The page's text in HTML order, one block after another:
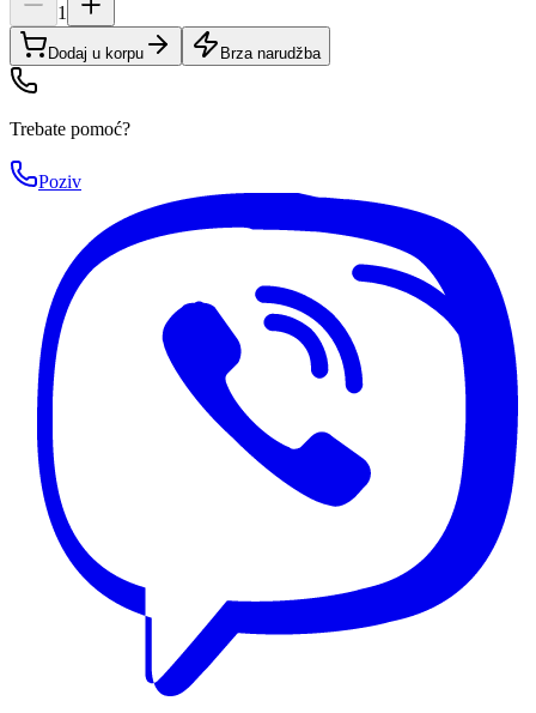
1
Dodaj u korpu Brza narudžba
Trebate pomoć?
Poziv